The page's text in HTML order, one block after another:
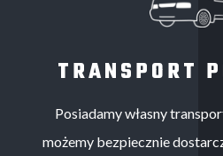
TRANSPORT
Posiadamy własny
możemy bezpiecznie